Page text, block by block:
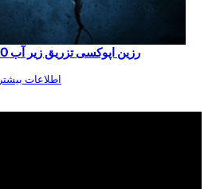
رزین اپوکسی تزریق زیر آب ECOFIT UW890
اطلاعات بیشتر